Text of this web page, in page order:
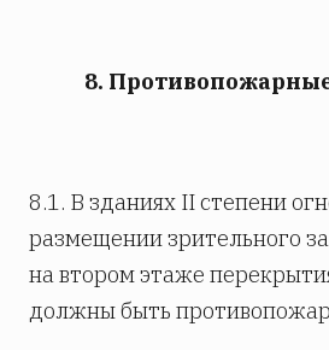
8.
8.1. В зданиях II степени
размещении зрительного
на втором этаже
должны быть